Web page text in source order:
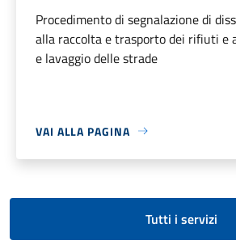
Procedimento di segnalazione di
alla raccolta e trasporto dei rifiuti e
e lavaggio delle strade
VAI ALLA PAGINA
Tutti i servizi